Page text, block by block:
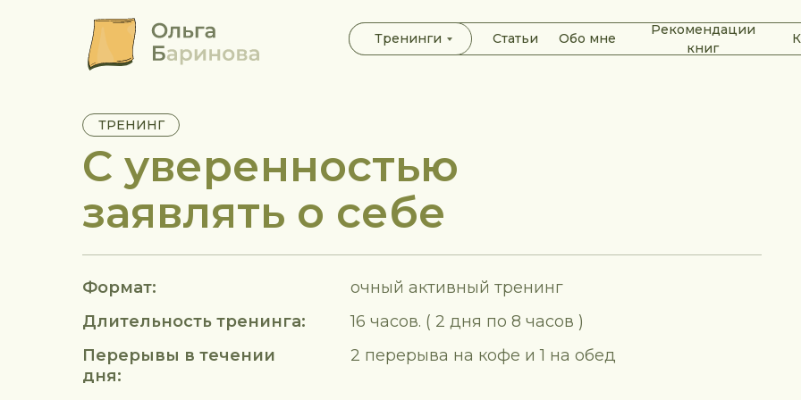
Рекомендации
книг
Обо мне
Cтатьи
Тренинги
Рекомендации
книг
Обо мне
Cтатьи
Тренинги
С уверенностью
заявлять о себе
ТРЕНИНГ
Формат:
очный активный тренинг
Длительность тренинга:
16 часов. ( 2 дня по 8 часов )
Перерывы в течении
дня:
2 перерыва на кофе и 1 на обед